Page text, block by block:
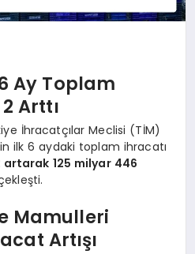
Ay Toplam
Arttı
İhracatçılar Meclisi (TİM)
ilk 6 aydaki toplam ihracatı
artarak 125 milyar 446
Mamulleri
Artışı